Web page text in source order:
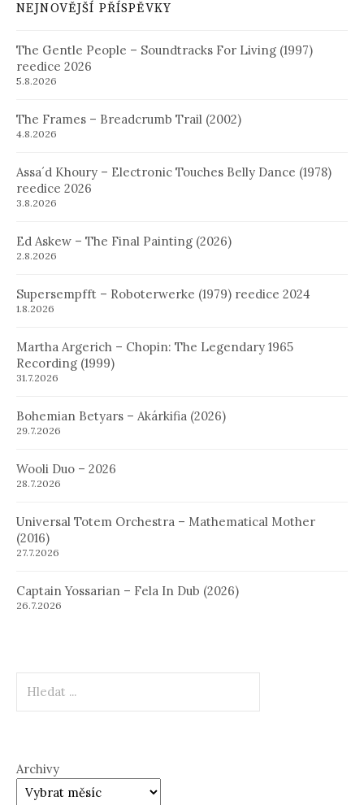
NEJNOVĚJŠÍ PŘÍSPĚVKY
The Gentle People – Soundtracks For Living (1997)
reedice 2026
5.8.2026
The Frames – Breadcrumb Trail (2002)
4.8.2026
Assa´d Khoury – Electronic Touches Belly Dance (1978)
reedice 2026
3.8.2026
Ed Askew – The Final Painting (2026)
2.8.2026
Supersempfft – Roboterwerke (1979) reedice 2024
1.8.2026
Martha Argerich – Chopin: The Legendary 1965
Recording (1999)
31.7.2026
Bohemian Betyars – Akárkifia (2026)
29.7.2026
Wooli Duo – 2026
28.7.2026
Universal Totem Orchestra – Mathematical Mother
(2016)
27.7.2026
Captain Yossarian – Fela In Dub (2026)
26.7.2026
Archivy